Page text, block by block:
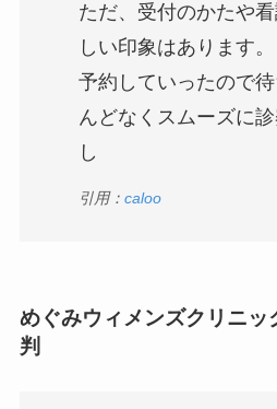
ただ、受付のかたや
しい印象はあります。
予約していったので
んどなくスムーズに
し
引用： caloo
めぐみウィメンズクリニッ
判